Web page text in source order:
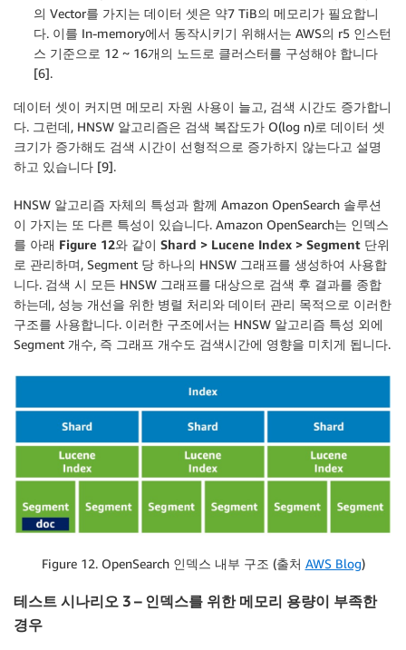
의 Vector를 가지는 데이터 셋은 약7 TiB의 메모리가 필요합니
다. 이를 In-memory에서 동작시키기 위해서는 AWS의 r5 인스턴
스 기준으로 12 ~ 16개의 노드로 클러스터를 구성해야 합니다
[6].
데이터 셋이 커지면 메모리 자원 사용이 늘고, 검색 시간도 증가합니
다. 그런데, HNSW 알고리즘은 검색 복잡도가 O(log n)로 데이터 셋
크기가 증가해도 검색 시간이 선형적으로 증가하지 않는다고 설명
하고 있습니다 [9].
HNSW 알고리즘 자체의 특성과 함께 Amazon OpenSearch 솔루션
이 가지는 또 다른 특성이 있습니다. Amazon OpenSearch는 인덱스
를 아래 Figure 12와 같이 Shard > Lucene Index > Segment 단위
로 관리하며, Segment 당 하나의 HNSW 그래프를 생성하여 사용합
니다. 검색 시 모든 HNSW 그래프를 대상으로 검색 후 결과를 종합
하는데, 성능 개선을 위한 병렬 처리와 데이터 관리 목적으로 이러한
구조를 사용합니다. 이러한 구조에서는 HNSW 알고리즘 특성 외에
Segment 개수, 즉 그래프 개수도 검색시간에 영향을 미치게 됩니다.
Figure 12. OpenSearch 인덱스 내부 구조 (출처 AWS Blog)
테스트 시나리오 3 – 인덱스를 위한 메모리 용량이 부족한
경우